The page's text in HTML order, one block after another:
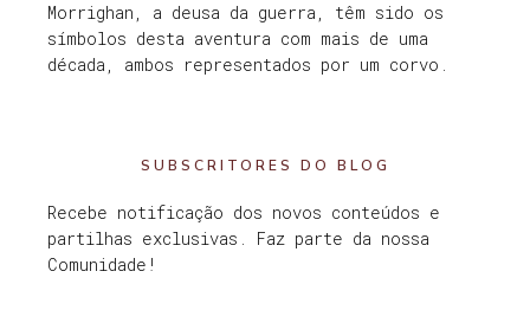
Morrighan, a deusa da guerra, têm sido os
símbolos desta aventura com mais de uma
década, ambos representados por um corvo.
SUBSCRITORES DO BLOG
Recebe notificação dos novos conteúdos e
partilhas exclusivas. Faz parte da nossa
Comunidade!